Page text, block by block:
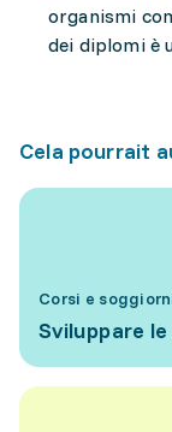
organismi
dei diplomi è
Cela pourrait
Corsi e
Sviluppare